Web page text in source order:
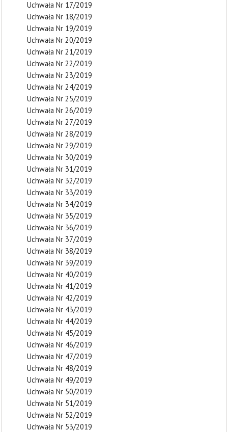
Uchwała Nr 17/2019
Uchwała Nr 18/2019
Uchwała Nr 19/2019
Uchwała Nr 20/2019
Uchwała Nr 21/2019
Uchwała Nr 22/2019
Uchwała Nr 23/2019
Uchwała Nr 24/2019
Uchwała Nr 25/2019
Uchwała Nr 26/2019
Uchwała Nr 27/2019
Uchwała Nr 28/2019
Uchwała Nr 29/2019
Uchwała Nr 30/2019
Uchwała Nr 31/2019
Uchwała Nr 32/2019
Uchwała Nr 33/2019
Uchwała Nr 34/2019
Uchwała Nr 35/2019
Uchwała Nr 36/2019
Uchwała Nr 37/2019
Uchwała Nr 38/2019
Uchwała Nr 39/2019
Uchwała Nr 40/2019
Uchwała Nr 41/2019
Uchwała Nr 42/2019
Uchwała Nr 43/2019
Uchwała Nr 44/2019
Uchwała Nr 45/2019
Uchwała Nr 46/2019
Uchwała Nr 47/2019
Uchwała Nr 48/2019
Uchwała Nr 49/2019
Uchwała Nr 50/2019
Uchwała Nr 51/2019
Uchwała Nr 52/2019
Uchwała Nr 53/2019